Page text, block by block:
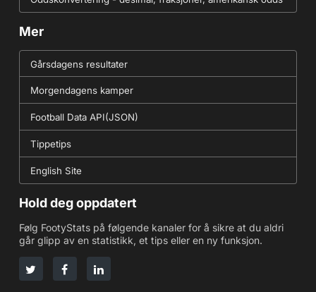
Mer
Gårsdagens resultater
Morgendagens kamper
Football Data API(JSON)
Tippetips
English Site
Hold deg oppdatert
Følg FootyStats på følgende kanaler for å sikre at du aldri
går glipp av en statistikk, et tips eller en ny funksjon.